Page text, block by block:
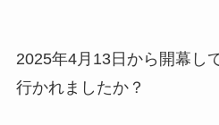
2025年4月13日から開幕し
行かれましたか？